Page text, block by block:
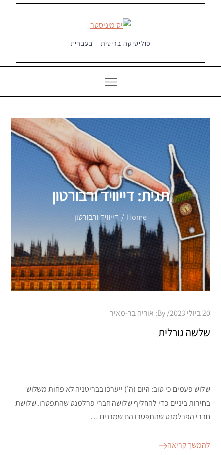
פוליטיקה בריטית – בעברית
תגית:דייוויד ורבורטון
Home דייוויד ורבורטון
Posted
20 ביולי 2023 By: אוריה בר-מאיר
שלשה גורלית
שלוש פעמים כי טוב: היום (ה’) ייערכו בבריטניה לא פחות משלוש
בחירות ביניים כדי להחליף שלושה חברי פרלמנט שהתפטרו. שלושת
חברי הפרלמנט שהתפטרו הם שמרנים …
להמשך קריאה